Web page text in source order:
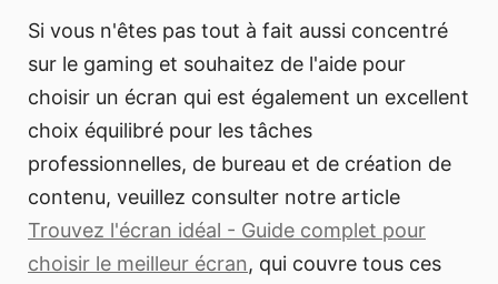
Si vous n'êtes pas tout à fait aussi concentré
sur le gaming et souhaitez de l'aide pour
choisir un écran qui est également un excellent
choix équilibré pour les tâches
professionnelles, de bureau et de création de
contenu, veuillez consulter notre article
Trouvez l'écran idéal - Guide complet pour
choisir le meilleur écran, qui couvre tous ces